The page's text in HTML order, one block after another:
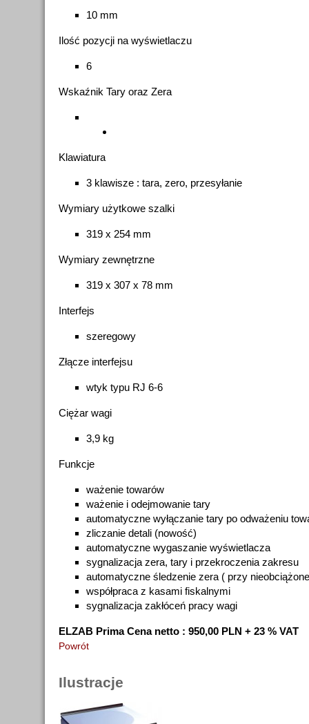
10 mm
Ilość pozycji na wyświetlaczu
6
Wskaźnik Tary oraz Zera
Klawiatura
3 klawisze : tara, zero, przesyłanie
Wymiary użytkowe szalki
319 x 254 mm
Wymiary zewnętrzne
319 x 307 x 78 mm
Interfejs
szeregowy
Złącze interfejsu
wtyk typu RJ 6-6
Ciężar wagi
3,9 kg
Funkcje
ważenie towarów
ważenie i odejmowanie tary
automatyczne wyłączanie tary po odważeniu
zliczanie detali (nowość)
automatyczne wygaszanie wyświetlacza
sygnalizacja zera, tary i przekroczenia zakresu
automatyczne śledzenie zera ( przy
współpraca z kasami fiskalnymi
sygnalizacja zakłóceń pracy wagi
ELZAB Prima Cena netto : 950,00 PLN + 23 % VAT
Powrót
Ilustracje